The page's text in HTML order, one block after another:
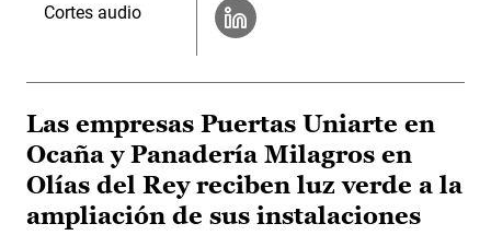
Cortes audio
Las empresas Puertas Uniarte en
Ocaña y Panadería Milagros en
Olías del Rey reciben luz verde a la
ampliación de sus instalaciones